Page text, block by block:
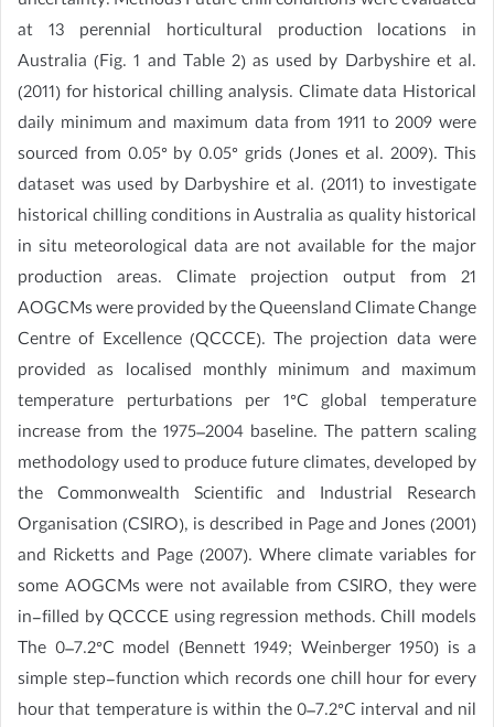
at 13 perennial horticultural production locations in
Australia (Fig. 1 and Table 2) as used by Darbyshire et al.
(2011) for historical chilling analysis. Climate data Historical
daily minimum and maximum data from 1911 to 2009 were
sourced from 0.05° by 0.05° grids (Jones et al. 2009). This
dataset was used by Darbyshire et al. (2011) to investigate
historical chilling conditions in Australia as quality historical
in situ meteorological data are not available for the major
production areas. Climate projection output from 21
AOGCMs were provided by the Queensland Climate Change
Centre of Excellence (QCCCE). The projection data were
provided as localised monthly minimum and maximum
temperature perturbations per 1°C global temperature
increase from the 1975–2004 baseline. The pattern scaling
methodology used to produce future climates, developed by
the Commonwealth Scientific and Industrial Research
Organisation (CSIRO), is described in Page and Jones (2001)
and Ricketts and Page (2007). Where climate variables for
some AOGCMs were not available from CSIRO, they were
in-filled by QCCCE using regression methods. Chill models
The 0–7.2°C model (Bennett 1949; Weinberger 1950) is a
simple step-function which records one chill hour for every
hour that temperature is within the 0–7.2°C interval and nil